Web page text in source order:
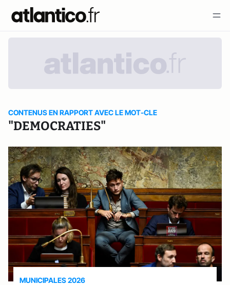
CONTENUS EN RAPPORT AVEC LE MOT-CLE
"DEMOCRATIES"
MUNICIPALES 2026